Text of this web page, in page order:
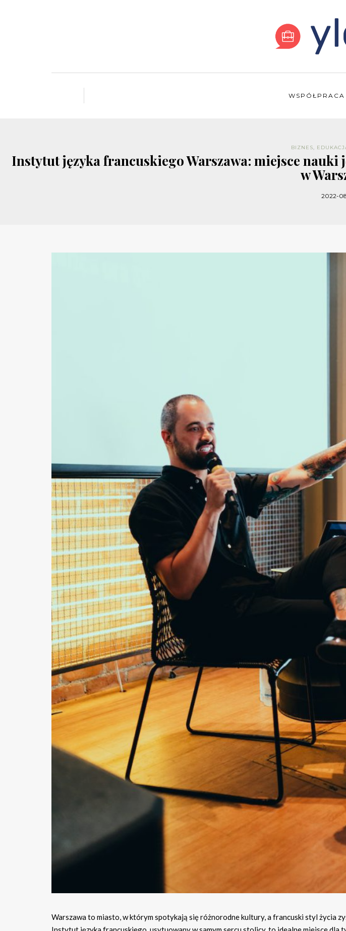
BIZNES,
Instytut języka francuskiego Warszawa: miejsce
w
2022-
Warszawa to miasto, w którym spotykają się różnorodne kultury, a francuski styl życia